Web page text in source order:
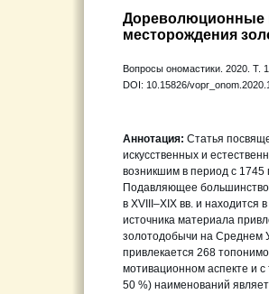
Дореволюционные
месторождения
Вопросы ономастики. 2020. Т.
DOI: 10.15826/
Аннотация: Статья
искусственных и
возникшим в период с 1745
Подавляющее большинство
в XVIII–XIX вв. и находится
источника материала
золотодобычи на Среднем
привлекается 268
мотивационном аспекте и с
50 %) наименований